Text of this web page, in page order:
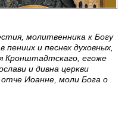
молитвенника к Богу
пениих и песнех духовных,
Кронштадтскаго, егоже
и дивна церкви
Иоанне, моли Бога о